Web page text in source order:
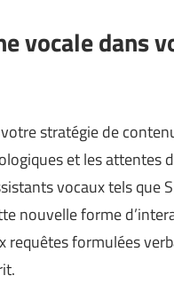
vocale dans
stratégie de
et les attentes
vocaux tels que
nouvelle forme
formulées